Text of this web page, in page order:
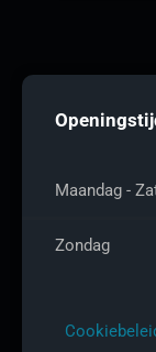
Maandag -
Zondag